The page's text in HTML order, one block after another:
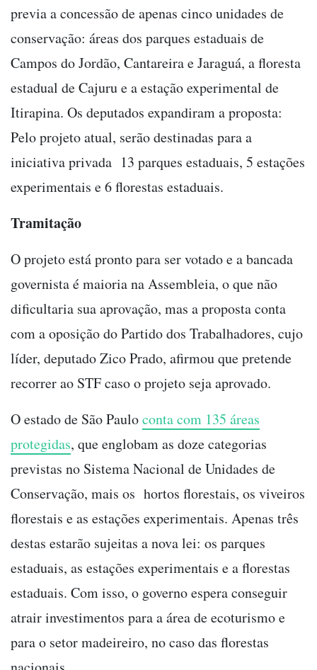
previa a concessão de apenas cinco unidades de
conservação: áreas dos parques estaduais de
Campos do Jordão, Cantareira e Jaraguá, a floresta
estadual de Cajuru e a estação experimental de
Itirapina. Os deputados expandiram a proposta:
Pelo projeto atual, serão destinadas para a
iniciativa privada 13 parques estaduais, 5 estações
experimentais e 6 florestas estaduais.
Tramitação
O projeto está pronto para ser votado e a bancada
governista é maioria na Assembleia, o que não
dificultaria sua aprovação, mas a proposta conta
com a oposição do Partido dos Trabalhadores, cujo
líder, deputado Zico Prado, afirmou que pretende
recorrer ao STF caso o projeto seja aprovado.
O estado de São Pauloconta com 135 áreas
protegidas, que englobam as doze categorias
previstas no Sistema Nacional de Unidades de
Conservação, mais os hortos florestais, os viveiros
florestais e as estações experimentais. Apenas três
destas estarão sujeitas a nova lei: os parques
estaduais, as estações experimentais e a florestas
estaduais. Com isso, o governo espera conseguir
atrair investimentos para a área de ecoturismo e
para o setor madeireiro, no caso das florestas